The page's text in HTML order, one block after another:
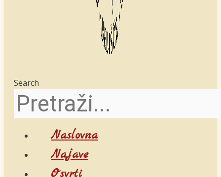
Search
Naslovna
Najave